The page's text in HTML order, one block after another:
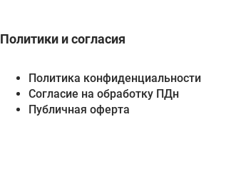
Политики и согласия
Политика конфиденциальности
Согласие на обработку ПДн
Публичная оферта